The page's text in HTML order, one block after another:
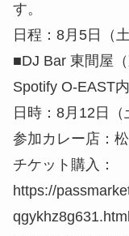
す。
日程：8月5日（
■DJ Bar 東間屋
Spotify O-EAST内
日時：8月12日
参加カレー店：
チケット購入：
https://
qgykhz8g631.html